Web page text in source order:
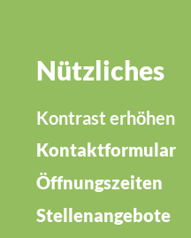
Nützliches
Kontrast erhöhen
Kontaktformular
Öffnungszeiten
Stellenangebote